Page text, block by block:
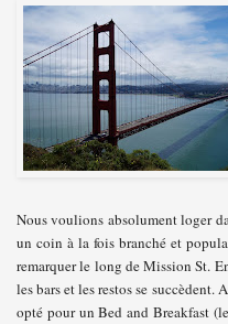
Nous voulions absolument loger
un coin à la fois branché et
remarquer le long de Mission St.
les bars et les restos se
opté pour un Bed and Breakfast (le